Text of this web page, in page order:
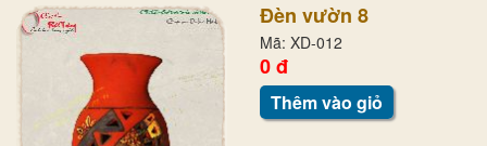
Đèn vườn 8
Mã: XD-012
0 đ
Thêm vào giỏ